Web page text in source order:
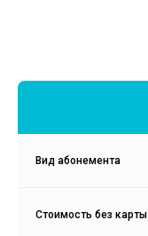
Вид абонемента
Стоимость без карты